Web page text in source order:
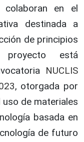
colaboran en el
destinada a
de principios
proyecto está
NUCLIS
, otorgada por
de materiales
basada en
de futuro